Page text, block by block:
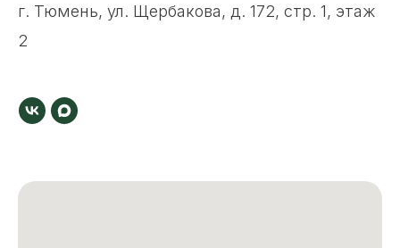
г. Тюмень, ул. Щербакова, д. 172, стр. 1, этаж
2